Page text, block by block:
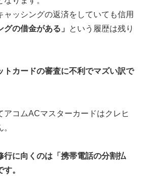
ャッシングの返済をしていても信用
グの借金がある」
という履歴は残り
トカードの審査に不利でマズい訳で
アコムACマスターカードはクレヒ
行に向くのは「携帯電話の分割払
。